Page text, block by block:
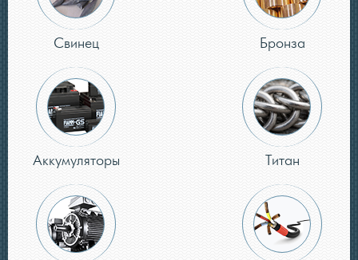
Свинец Бронза
Аккумуляторы Титан